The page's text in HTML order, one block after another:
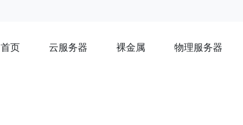
首页 云服务器 裸金属 物理服务器